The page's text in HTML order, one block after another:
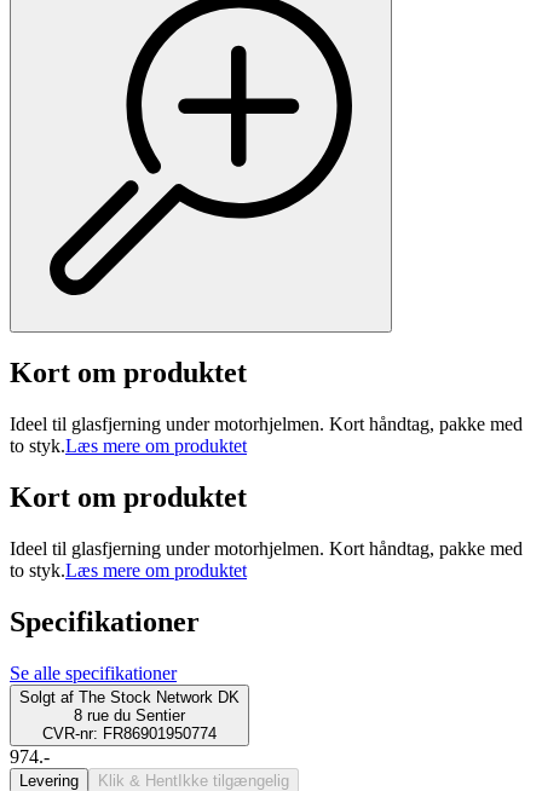
Kort om produktet
Ideel til glasfjerning under motorhjelmen. Kort håndtag, pakke med
to styk.Læs mere om produktet
Kort om produktet
Ideel til glasfjerning under motorhjelmen. Kort håndtag, pakke med
to styk.Læs mere om produktet
Specifikationer
Se alle specifikationer
Solgt af The Stock Network DK
8 rue du Sentier
CVR-nr: FR86901950774
974.-
Levering Klik & Hent Ikke tilgængelig